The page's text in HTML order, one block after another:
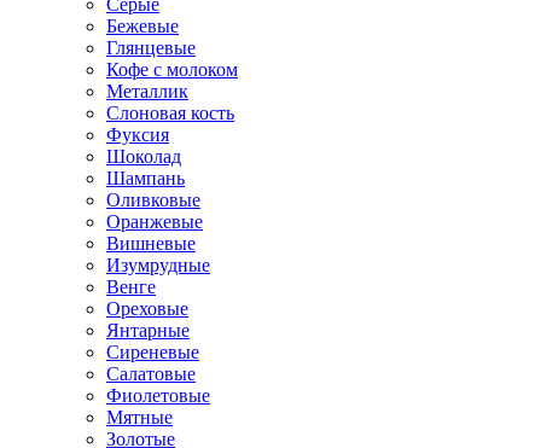
Серые
Бежевые
Глянцевые
Кофе с молоком
Металлик
Слоновая кость
Фуксия
Шоколад
Шампань
Оливковые
Оранжевые
Вишневые
Изумрудные
Венге
Ореховые
Янтарные
Сиреневые
Салатовые
Фиолетовые
Мятные
Золотые